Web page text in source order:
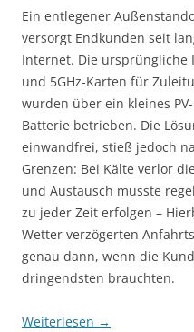
Ein entlegener
versorgt Endkunden seit
Internet. Die ursprüngliche
und 5GHz-Karten für
wurden über ein kleines
Batterie betrieben. Die
einwandfrei, stieß jedoch
Grenzen: Bei Kälte verlor
und Austausch musste
zu jeder Zeit erfolgen –
Wetter verzögerten
genau dann, wenn die
dringendsten brauchten.
Weiterlesen →